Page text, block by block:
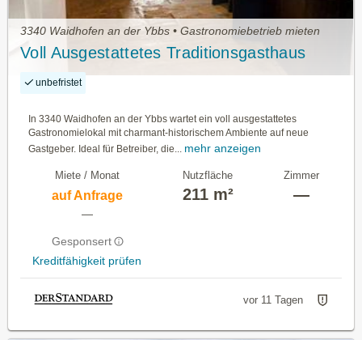
3340 Waidhofen an der Ybbs • Gastronomiebetrieb mieten
Voll Ausgestattetes Traditionsgasthaus
unbefristet
In 3340 Waidhofen an der Ybbs wartet ein voll ausgestattetes
Gastronomielokal mit charmant-historischem Ambiente auf neue
Gastgeber. Ideal für Betreiber, die... mehr anzeigen
Miete / Monat
auf Anfrage
—
Gesponsert
Kreditfähigkeit prüfen
Nutzfläche
211 m²
Zimmer
—
vor 11 Tagen